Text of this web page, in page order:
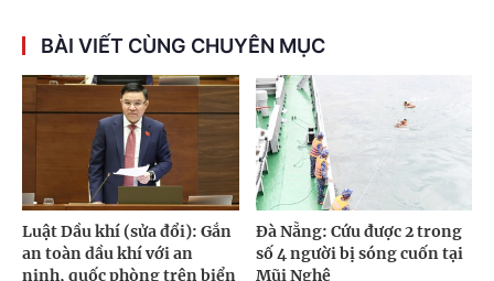
BÀI VIẾT CÙNG CHUYÊN MỤC
Luật Dầu khí (sửa đổi): Gắn
an toàn dầu khí với an
ninh, quốc phòng trên biển
Đà Nẵng: Cứu được 2 trong
số 4 người bị sóng cuốn tại
Mũi Nghê